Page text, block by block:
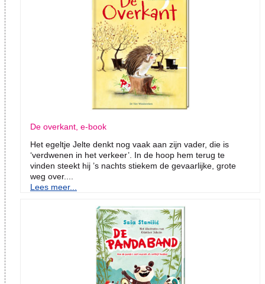
De overkant, e-book
Het egeltje Jelte denkt nog vaak aan zijn vader, die is
‘verdwenen in het verkeer’. In de hoop hem terug te
vinden steekt hij ’s nachts stiekem de gevaarlijke, grote
weg over....
Lees meer...